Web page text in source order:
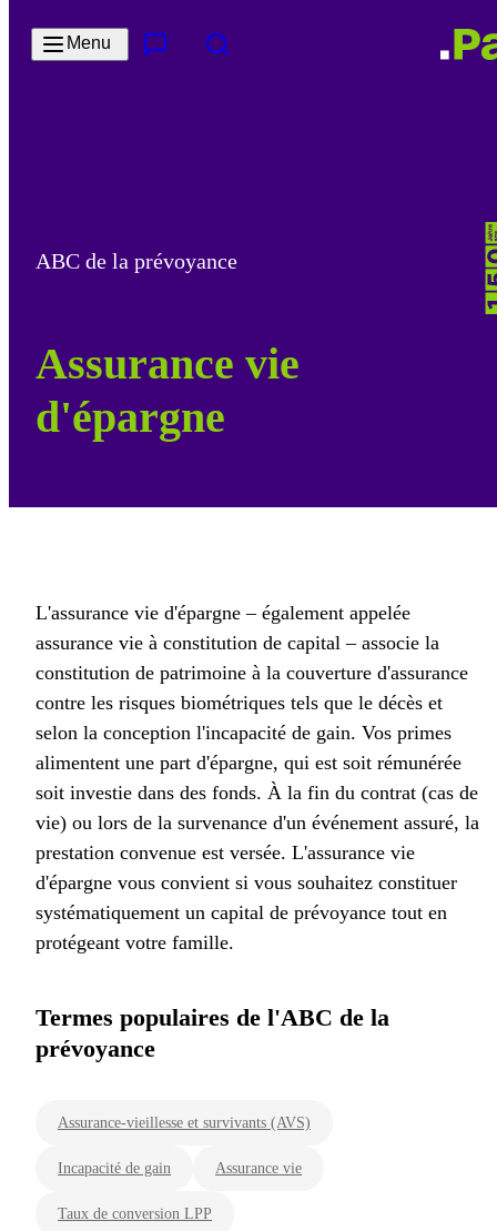
Menu
ABC de la prévoyance
Assurance vie
d'épargne
L'assurance vie d'épargne – également appelée
assurance vie à constitution de capital – associe la
constitution de patrimoine à la couverture d'assurance
contre les risques biométriques tels que le décès et
selon la conception l'incapacité de gain. Vos primes
alimentent une part d'épargne, qui est soit rémunérée
soit investie dans des fonds. À la fin du contrat (cas de
vie) ou lors de la survenance d'un événement assuré, la
prestation convenue est versée. L'assurance vie
d'épargne vous convient si vous souhaitez constituer
systématiquement un capital de prévoyance tout en
protégeant votre famille.
Termes populaires de l'ABC de la
prévoyance
Assurance-vieillesse et survivants (AVS)
Incapacité de gain Assurance vie
Taux de conversion LPP